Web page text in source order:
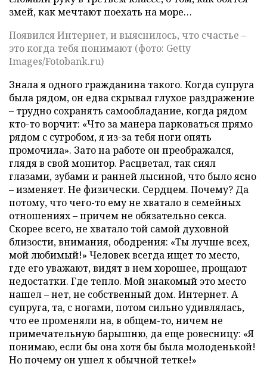
змей, как мечтают поехать на море…
Появился Интернет, и выяснилось, что счастье –
это когда тебя понимают (фото: Getty
Images/Fotobank.ru)
Знала я одного гражданина такого. Когда супруга
была рядом, он едва скрывал глухое раздражение
– трудно сохранять самообладание, когда рядом
кто-то ворчит: «Что за манера парковаться прямо
рядом с сугробом, я из-за тебя ноги опять
промочила». Зато на работе он преображался,
глядя в свой монитор. Расцветал, так сиял
глазами, зубами и ранней лысиной, что было ясно
– изменяет. Не физически. Сердцем. Почему? Да
потому, что чего-то ему не хватало в семейных
отношениях – причем не обязательно секса.
Скорее всего, не хватало той самой духовной
близости, внимания, ободрения: «Ты лучше всех,
мой любимый!» Человек всегда ищет то место,
где его уважают, видят в нем хорошее, прощают
недостатки. Где тепло. Мой знакомый это место
нашел – нет, не собственный дом. Интернет. А
супруга, та, с ногами, потом сильно удивлялась,
что ее променяли на, в общем-то, ничем не
примечательную барышню, да еще ровесницу: «Я
понимаю, если бы она хотя бы была молоденькой!
Но почему он ушел к обычной тетке!»